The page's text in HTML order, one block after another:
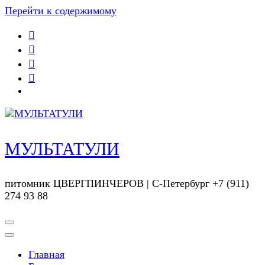
Перейти к содержимому
МУЛЬТАТУЛИ
питомник ЦВЕРГПИНЧЕРОВ | С-Петербург +7 (911)
274 93 88
Главная